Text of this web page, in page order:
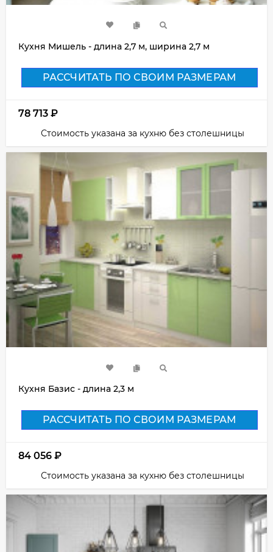
Кухня Мишель - длина 2,7 м, ширина 2,7 м
РАССЧИТАТЬ ПО СВОИМ РАЗМЕРАМ
78 713 ₽
Стоимость указана за кухню без столешницы
Кухня Базис - длина 2,3 м
РАССЧИТАТЬ ПО СВОИМ РАЗМЕРАМ
84 056 ₽
Стоимость указана за кухню без столешницы